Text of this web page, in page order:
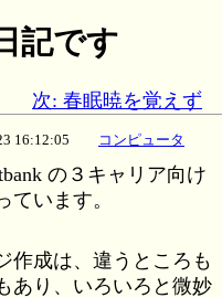
記です
次: 春眠暁を覚えず
23 16:12:05 コンピュータ
の３キャリア向け
います。
作成は、違うところも
あり、いろいろと微妙